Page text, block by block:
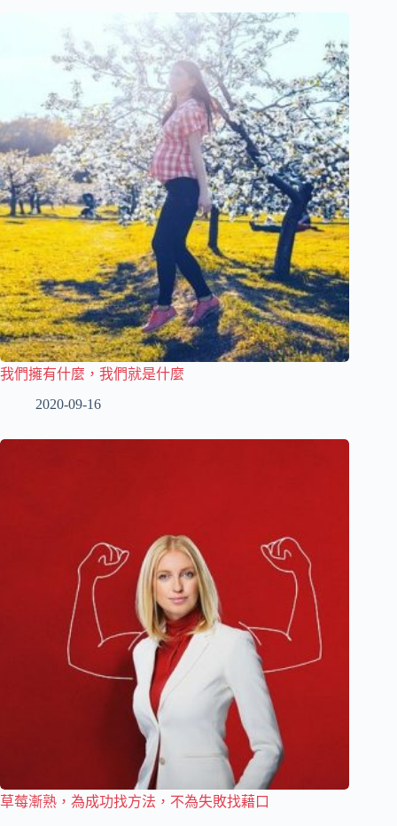
我們擁有什麼，我們就是什麼
2020-09-16
草莓漸熟，為成功找方法，不為失敗找藉口